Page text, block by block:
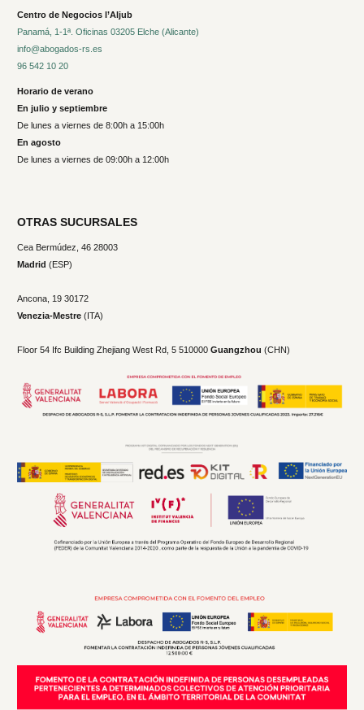
Centro de Negocios l’Aljub
Panamá, 1-1ª. Oficinas 03205 Elche (Alicante)
info@abogados-rs.es
96 542 10 20
Horario de verano
En julio y septiembre
De lunes a viernes de 8:00h a 15:00h
En agosto
De lunes a viernes de 09:00h a 12:00h
OTRAS SUCURSALES
Cea Bermúdez, 46 28003
Madrid (ESP)
Ancona, 19 30172
Venezia-Mestre (ITA)
Floor 54 Ifc Building Zhejiang West Rd, 5 510000 Guangzhou (CHN)